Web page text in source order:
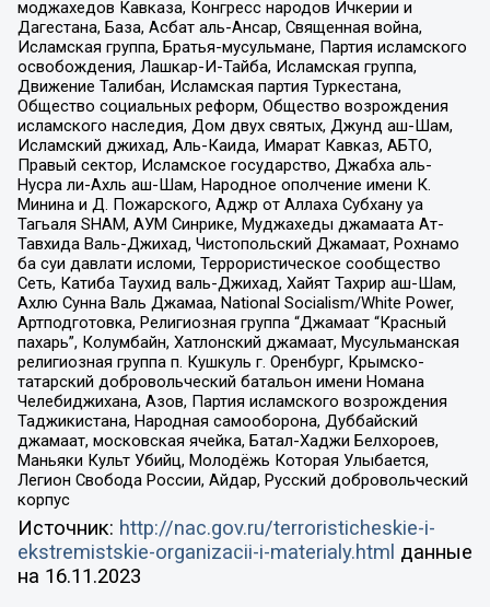
моджахедов Кавказа, Конгресс народов Ичкерии и
Дагестана, База, Асбат аль-Ансар, Священная война,
Исламская группа, Братья-мусульмане, Партия исламского
освобождения, Лашкар-И-Тайба, Исламская группа,
Движение Талибан, Исламская партия Туркестана,
Общество социальных реформ, Общество возрождения
исламского наследия, Дом двух святых, Джунд аш-Шам,
Исламский джихад, Аль-Каида, Имарат Кавказ, АБТО,
Правый сектор, Исламское государство, Джабха аль-
Нусра ли-Ахль аш-Шам, Народное ополчение имени К.
Минина и Д. Пожарского, Аджр от Аллаха Субхану уа
Тагьаля SHAM, АУМ Синрике, Муджахеды джамаата Ат-
Тавхида Валь-Джихад, Чистопольский Джамаат, Рохнамо
ба суи давлати исломи, Террористическое сообщество
Сеть, Катиба Таухид валь-Джихад, Хайят Тахрир аш-Шам,
Ахлю Сунна Валь Джамаа, National Socialism/White Power,
Артподготовка, Религиозная группа “Джамаат “Красный
пахарь”, Колумбайн, Хатлонский джамаат, Мусульманская
религиозная группа п. Кушкуль г. Оренбург, Крымско-
татарский добровольческий батальон имени Номана
Челебиджихана, Азов, Партия исламского возрождения
Таджикистана, Народная самооборона, Дуббайский
джамаат, московская ячейка, Батал-Хаджи Белхороев,
Маньяки Культ Убийц, Молодёжь Которая Улыбается,
Легион Свобода России, Айдар, Русский добровольческий
корпус
Источник: http://nac.gov.ru/terroristicheskie-i-
ekstremistskie-organizacii-i-materialy.html данные
на 16.11.2023